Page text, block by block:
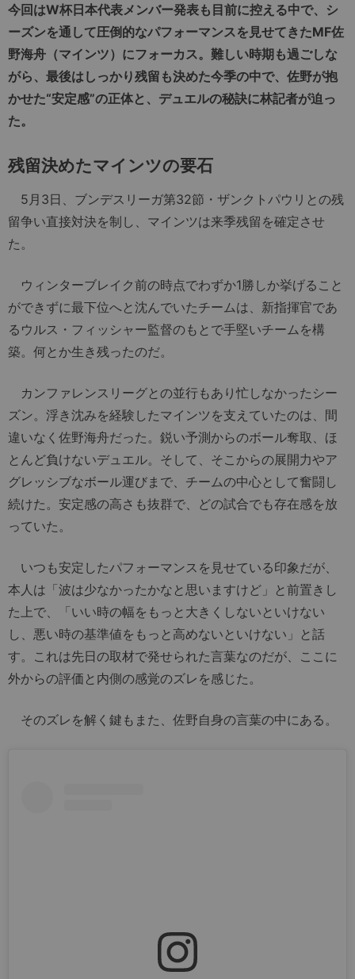
今回はW杯日本代表メンバー発表も目前に控える中で、シ
ーズンを通して圧倒的なパフォーマンスを見せてきたMF佐
野海舟（マインツ）にフォーカス。難しい時期も過ごしな
がら、最後はしっかり残留も決めた今季の中で、佐野が抱
かせた“安定感”の正体と、デュエルの秘訣に林記者が迫っ
た。
残留決めたマインツの要石
5月3日、ブンデスリーガ第32節・ザンクトパウリとの残
留争い直接対決を制し、マインツは来季残留を確定させ
た。
ウィンターブレイク前の時点でわずか1勝しか挙げること
ができずに最下位へと沈んでいたチームは、新指揮官であ
るウルス・フィッシャー監督のもとで手堅いチームを構
築。何とか生き残ったのだ。
カンファレンスリーグとの並行もあり忙しなかったシー
ズン。浮き沈みを経験したマインツを支えていたのは、間
違いなく佐野海舟だった。鋭い予測からのボール奪取、ほ
とんど負けないデュエル。そして、そこからの展開力やア
グレッシブなボール運びまで、チームの中心として奮闘し
続けた。安定感の高さも抜群で、どの試合でも存在感を放
っていた。
いつも安定したパフォーマンスを見せている印象だが、
本人は「波は少なかったかなと思いますけど」と前置きし
た上で、「いい時の幅をもっと大きくしないといけない
し、悪い時の基準値をもっと高めないといけない」と話
す。これは先日の取材で発せられた言葉なのだが、ここに
外からの評価と内側の感覚のズレを感じた。
そのズレを解く鍵もまた、佐野自身の言葉の中にある。